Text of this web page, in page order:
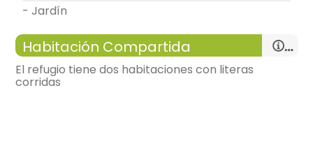
- Jardín
Habitación Compartida
El refugio tiene dos habitaciones con literas
corridas